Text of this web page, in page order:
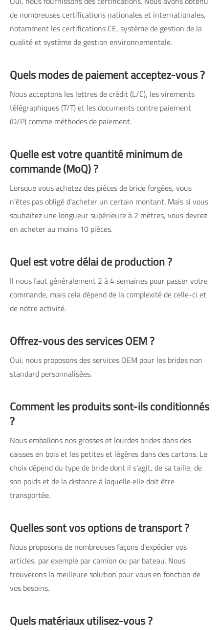
de nombreuses certifications nationales et internationales,
notamment les certifications CE, système de gestion de la
qualité et système de gestion environnementale.
Quels modes de paiement acceptez-vous ?
Nous acceptons les lettres de crédit (L/C), les virements
télégraphiques (T/T) et les documents contre paiement
(D/P) comme méthodes de paiement.
Quelle est votre quantité minimum de
commande (MoQ) ?
Lorsque vous achetez des pièces de bride forgées, vous
n'êtes pas obligé d'acheter un certain montant. Mais si vous
souhaitez une longueur supérieure à 2 mètres, vous devrez
en acheter au moins 10 pièces.
Quel est votre délai de production ?
Il nous faut généralement 2 à 4 semaines pour passer votre
commande, mais cela dépend de la complexité de celle-ci et
de notre activité.
Offrez-vous des services OEM ?
Oui, nous proposons des services OEM pour les brides non
standard personnalisées.
Comment les produits sont-ils conditionnés
?
Nous emballons nos grosses et lourdes brides dans des
caisses en bois et les petites et légères dans des cartons. Le
choix dépend du type de bride dont il s'agit, de sa taille, de
son poids et de la distance à laquelle elle doit être
transportée.
Quelles sont vos options de transport ?
Nous proposons de nombreuses façons d'expédier vos
articles, par exemple par camion ou par bateau. Nous
trouverons la meilleure solution pour vous en fonction de
vos besoins.
Quels matériaux utilisez-vous ?